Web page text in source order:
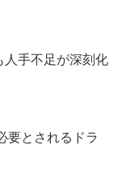
人手不足が深刻化
要とされるドラ